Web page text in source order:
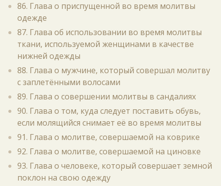
86. Глава о приспущенной во время молитвы
одежде
87. Глава об использовании во время молитвы
ткани, используемой женщинами в качестве
нижней одежды
88. Глава о мужчине, который совершал молитву
с заплетёнными волосами
89. Глава о совершении молитвы в сандалиях
90. Глава о том, куда следует поставить обувь,
если молящийся снимает её во время молитвы
91. Глава о молитве, совершаемой на коврике
92. Глава о молитве, совершаемой на циновке
93. Глава о человеке, который совершает земной
поклон на свою одежду